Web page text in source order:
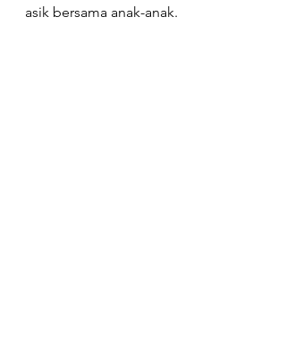
asik bersama anak-anak.